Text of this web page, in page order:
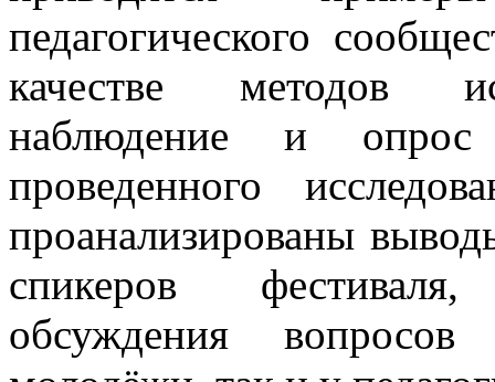
педагогического
качестве методов
наблюдение и опрос
проведенного
проанализированы
спикеров
обсуждения